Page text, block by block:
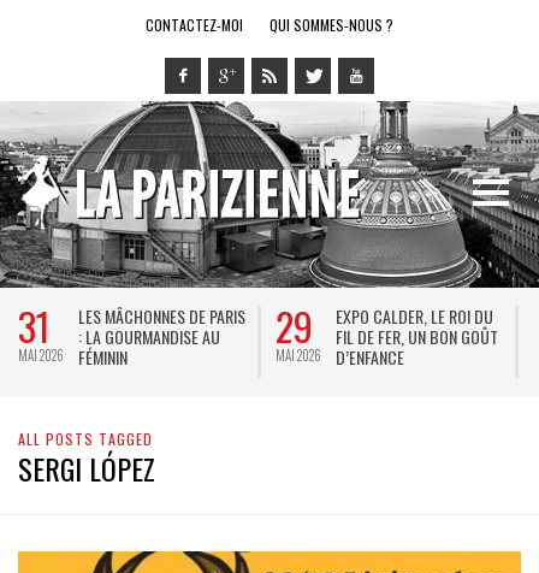
CONTACTEZ-MOI QUI SOMMES-NOUS ?
31
MAI 2026
LES MÂCHONNES DE PARIS
: LA GOURMANDISE AU
FÉMININ
29
MAI 2026
EXPO CALDER, LE ROI DU
FIL DE FER, UN BON GOÛT
D’ENFANCE
ALL POSTS TAGGED
SERGI LÓPEZ